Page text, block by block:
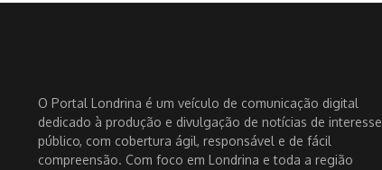
O Portal Londrina é um veículo de comunicação digital
dedicado à produção e divulgação de notícias de interesse
público, com cobertura ágil, responsável e de fácil
compreensão. Com foco em Londrina e toda a região